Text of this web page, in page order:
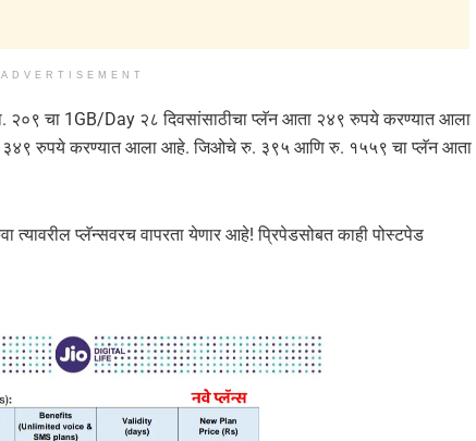
ADVERTISEMENT
२०९ चा 1GB/Day २८ दिवसांसाठीचा प्लॅन आता २४९ रुपये करण्यात आला
३४९ रुपये करण्यात आला आहे. जिओचे रु. ३९५ आणि रु. १५५९ चा प्लॅन आता
प्लॅन्सवरच वापरता येणार आहे! प्रिपेडसोबत काही पोस्टपेड